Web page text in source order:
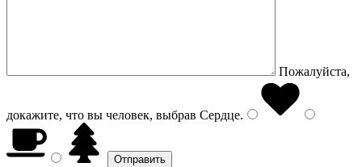
Пожалуйста,
докажите, что вы человек, выбрав Сердце.